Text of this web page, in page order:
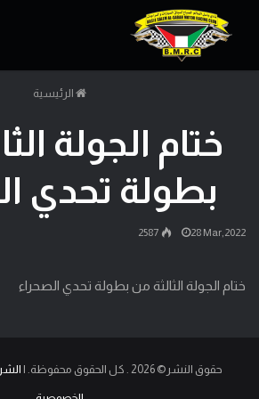
الرئيسية
ختام الجولة
بطولة تحدي
28 Mar,2022
2587
ختام الجولة الثالثة من بطولة تحدي الصحراء
حقوق النشر© 2026 . كل الحقوق محفوظة. |